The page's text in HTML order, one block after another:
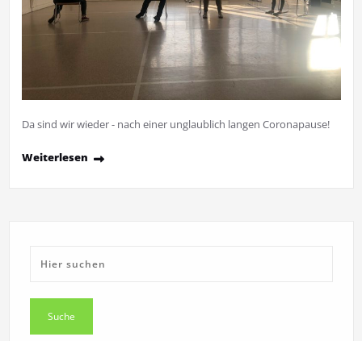
Da sind wir wieder - nach einer unglaublich langen Coronapause!
Weiterlesen